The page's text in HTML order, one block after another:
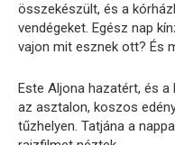
összekészült, és a
vendégeket. Egész nap
vajon mit esznek ott? És
Este Aljona hazatért, és
az asztalon, koszos
tűzhelyen. Tatjána a